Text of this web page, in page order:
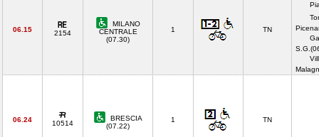
06.15 2154
MILANO
CENTRALE
(07.30)
1 TN
06.24 10514
BRESCIA
(07.22)
1 TN